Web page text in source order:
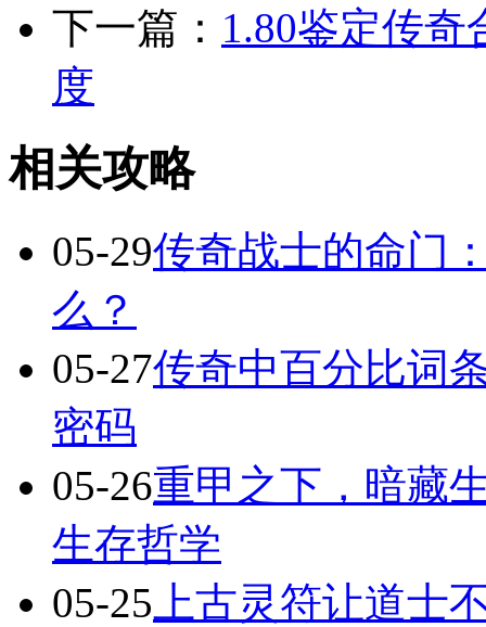
下一篇： 1.80鉴定传
度
相关攻略
05-29传奇战士的命门
么？
05-27传奇中百分比词
密码
05-26重甲之下，暗藏
生存哲学
05-25 上古灵符让道士